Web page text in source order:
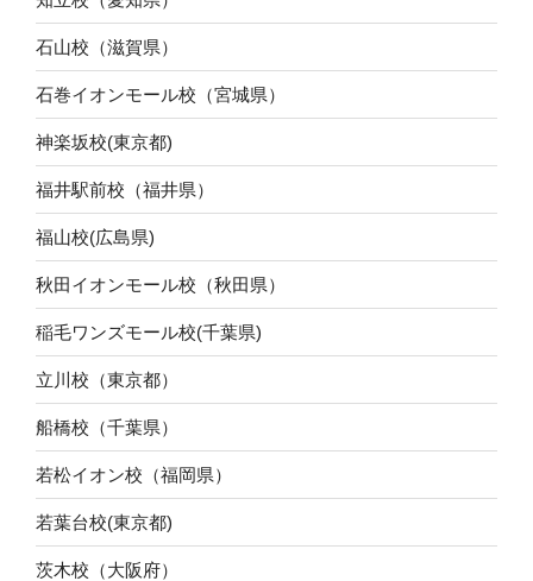
石山校（滋賀県）
石巻イオンモール校（宮城県）
神楽坂校(東京都)
福井駅前校（福井県）
福山校(広島県)
秋田イオンモール校（秋田県）
稲毛ワンズモール校(千葉県)
立川校（東京都）
船橋校（千葉県）
若松イオン校（福岡県）
若葉台校(東京都)
茨木校（大阪府）